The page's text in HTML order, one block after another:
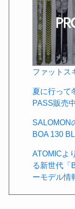
ファットス
夏に行って
PASS販売中
SALOMON
BOA 130
ATOMICよ
る新世代「
ーモデル情